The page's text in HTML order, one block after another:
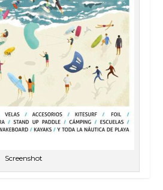
Screenshot